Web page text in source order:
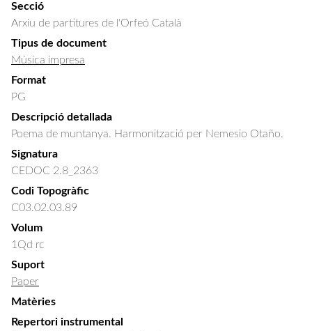
Secció
Arxiu de partitures de l'Orfeó Català
Tipus de document
Música impresa
Format
PG
Descripció detallada
Poema de muntanya. Harmonització per Nemesio Otaño.
Signatura
CEDOC 2.8_2363
Codi Topogràfic
C03.02.03.89
Volum
1Qd rc
Suport
Paper
Matèries
Repertori instrumental